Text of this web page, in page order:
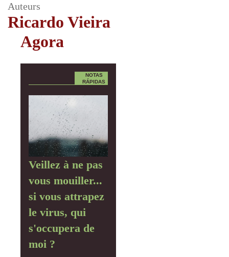
Auteurs
Ricardo Vieira
Agora
NOTAS
RÁPIDAS
Veillez à ne pas
vous mouiller...
si vous attrapez
le virus, qui
s'occupera de
moi ?